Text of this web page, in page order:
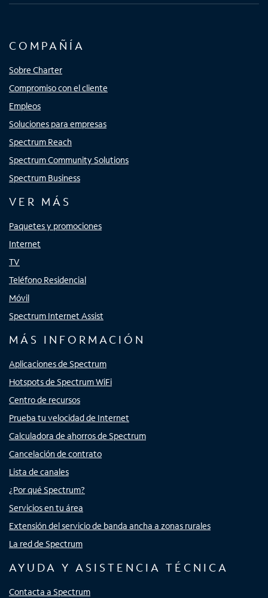
COMPAÑÍA
Sobre Charter
Compromiso con el cliente
Empleos
Soluciones para empresas
Spectrum Reach
Spectrum Community Solutions
Spectrum Business
VER MÁS
Paquetes y promociones
Internet
TV
Teléfono Residencial
Móvil
Spectrum Internet Assist
MÁS INFORMACIÓN
Aplicaciones de Spectrum
Hotspots de Spectrum WiFi
Centro de recursos
Prueba tu velocidad de Internet
Calculadora de ahorros de Spectrum
Cancelación de contrato
Lista de canales
¿Por qué Spectrum?
Servicios en tu área
Extensión del servicio de banda ancha a zonas rurales
La red de Spectrum
AYUDA Y ASISTENCIA TÉCNICA
Contacta a Spectrum